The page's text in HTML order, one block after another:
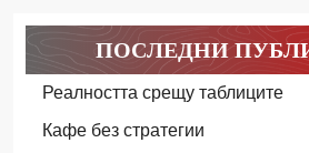
ПОСЛЕДНИ
Реалността срещу таблиците
Кафе без стратегии